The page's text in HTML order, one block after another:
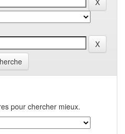
pour chercher mieux.